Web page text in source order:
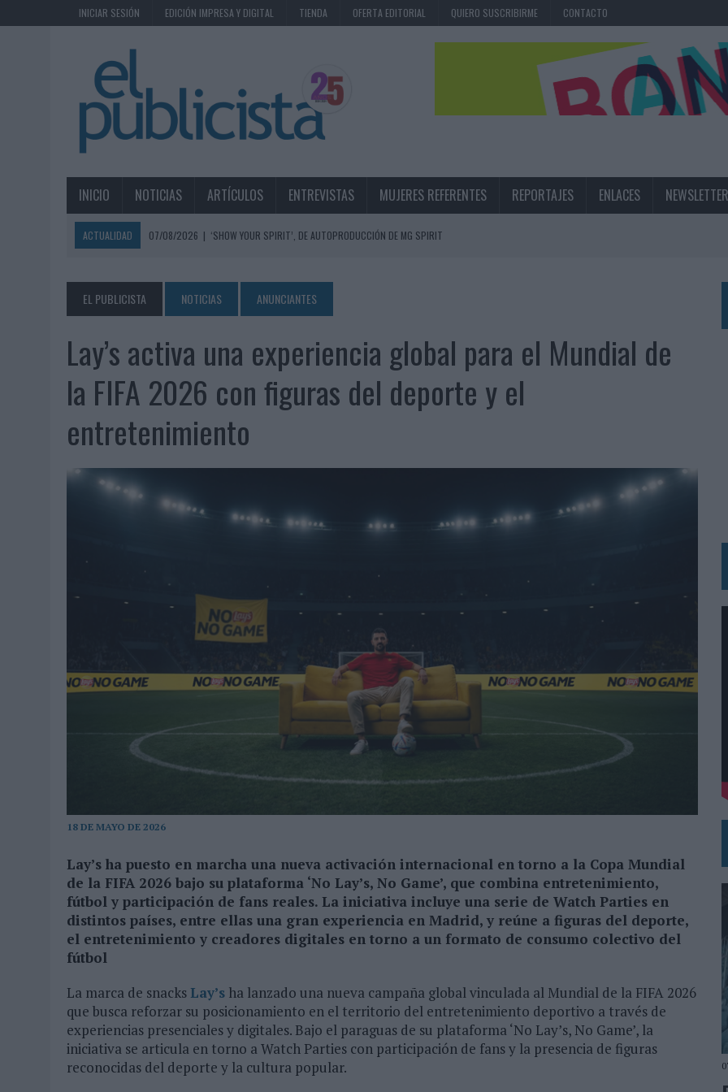
INICIAR SESIÓN EDICIÓN IMPRESA Y DIGITAL TIENDA OFERTA EDITORIAL QUIERO SUSCRIBIRME CONTACTO
INICIO NOTICIAS ARTÍCULOS ENTREVISTAS MUJERES REFERENTES REPORTAJES ENLACES NEWSLETTER
ACTUALIDAD 07/08/2026 | ‘SHOW YOUR SPIRIT’, DE AUTOPRODUCCIÓN DE MG SPIRIT
07/08/2026 | MG SPIRIT RELANZA SU MARCA CON UNA ESTRATEGIA 360º CENTRADA EN EL ORIGEN BARCELONÉS
07/08/2026
PATRÓN CONVIERTE EL NUEVO SINGLE DE ARÓN PIPER EN UNA EXPERIENCIA DE MARCA EN IBIZA
07/08/2026 | EL VERANO PONE A PRUEBA LA ESTRATEGIA DIGITAL DE LAS MARCAS
07/08/2026 |
VUELING CONVIERTE LOS RECUERDOS EN SOUVENIRS CON IA
07/08/2026
CUANDO SE APAGUE EL SOL, EL ECLIPSE DE 2026 PONDRÁ A PRUEBA LA CREATIVIDAD DE LAS MARCAS
06/08/2026
‘LA VUELTA’, DE FENOMENAL PARA MÁLAGA CF
06/08/2026
06/08/2026 |
LA TELEVISIÓN SIGUE LIDERANDO EL CONSUMO DE MEDIOS EN VERANO Y SUPERA AL MÓVIL COMO DISPOSITIVO MÁS UTILIZADO
EL USO DE LA IA GENERATIVA ALCANZA YA AL 62% DE LOS ESPAÑOLES
FRIGO Y UNIQLO LANZAN UNA COLECCIÓN PERSONALIZABLE INSPIRADA EN CORNETTO, CALIPPO Y SOLERO
LA IA ESTÁ SUBIENDO EL LISTÓN DE LA CREATIVIDAD
BEON WORLDWIDE LANZA RAÍZ URBANA PARA TRANSFORMAR EL PATRIMONIO HISTÓRICO EN ACTIVOS CULTURALES Y ECONÓMICOS
FABRA COMUNICACIÓN INCORPORA A CASONÁ Y ASUME LA GESTIÓN DE SUS RELACIONES CON LOS MEDIOS
05/08/2026 | LOPESAN HOTELS & RESORTS ACERCA EL PARAÍSO CANARIO EN SU ÚLTIMA CAMPAÑA INTERNACIONAL
LUIS ARQUILLOS (BURGO DE ARIAS): “LA CONSTRUCCIÓN DE MARCA A LARGO PLAZO Y LA MEDICIÓN SON DOS CARAS DE LA MISMA
‘ALEXIA PUTELLAS X GALAXY Z FOLD8 – SIN LÍMITES’, DE CHEIL SPAIN PARA SAMSUNG ELECTRONICS IBERIA
EL PUBLICISTA NOTICIAS ANUNCIANTES
Lay’s activa una experiencia global para el Mundial de
la FIFA 2026 con figuras del deporte y el
entretenimiento
18 DE MAYO DE 2026
Lay’s ha puesto en marcha una nueva activación internacional en torno a la Copa Mundial
de la FIFA 2026 bajo su plataforma ‘No Lay’s, No Game’, que combina entretenimiento,
fútbol y participación de fans reales. La iniciativa incluye una serie de Watch Parties en
distintos países, entre ellas una gran experiencia en Madrid, y reúne a figuras del deporte,
el entretenimiento y creadores digitales en torno a un formato de consumo colectivo del
fútbol
La marca de snacks Lay’s ha lanzado una nueva campaña global vinculada al Mundial de la FIFA 2026
que busca reforzar su posicionamiento en el territorio del entretenimiento deportivo a través de
experiencias presenciales y digitales. Bajo el paraguas de su plataforma ‘No Lay’s, No Game’, la
iniciativa se articula en torno a Watch Parties con participación de fans y la presencia de figuras
reconocidas del deporte y la cultura popular.